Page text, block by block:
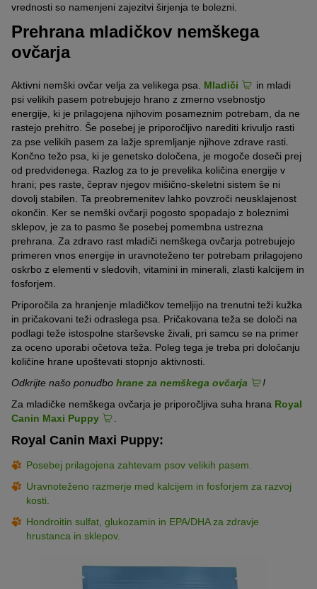
vrednosti so namenjeni zajezitvi širjenja te bolezni.
Prehrana mladičkov nemškega
ovčarja
Aktivni nemški ovčar velja za velikega psa. Mladiči
in mladi
psi velikih pasem potrebujejo hrano z zmerno vsebnostjo
energije, ki je prilagojena njihovim posameznim potrebam, da ne
rastejo prehitro. Še posebej je priporočljivo narediti krivuljo rasti
za pse velikih pasem za lažje spremljanje njihove zdrave rasti.
Končno težo psa, ki je genetsko določena, je mogoče doseči prej
od predvidenega. Razlog za to je prevelika količina energije v
hrani; pes raste, čeprav njegov mišično-skeletni sistem še ni
dovolj stabilen. Ta preobremenitev lahko povzroči neusklajenost
okončin. Ker se nemški ovčarji pogosto spopadajo z boleznimi
sklepov, je za to pasmo še posebej pomembna ustrezna
prehrana. Za zdravo rast mladiči nemškega ovčarja potrebujejo
primeren vnos energije in uravnoteženo ter potrebam prilagojeno
oskrbo z elementi v sledovih, vitamini in minerali, zlasti kalcijem in
fosforjem.
Priporočila za hranjenje mladičkov temeljijo na trenutni teži kužka
in pričakovani teži odraslega psa. Pričakovana teža se določi na
podlagi teže istospolne starševske živali, pri samcu se na primer
za oceno uporabi očetova teža. Poleg tega je treba pri določanju
količine hrane upoštevati stopnjo aktivnosti.
Odkrijte našo ponudbo hrane za nemškega ovčarja
!
Za mladičke nemškega ovčarja je priporočljiva suha hrana Royal
Canin Maxi Puppy
Royal Canin Maxi Puppy:
Posebej prilagojena zahtevam psov velikih pasem.
Uravnoteženo razmerje med kalcijem in fosforjem za razvoj
kosti.
Hondroitin sulfat, glukozamin in EPA/DHA za zdravje
hrustanca in sklepov.